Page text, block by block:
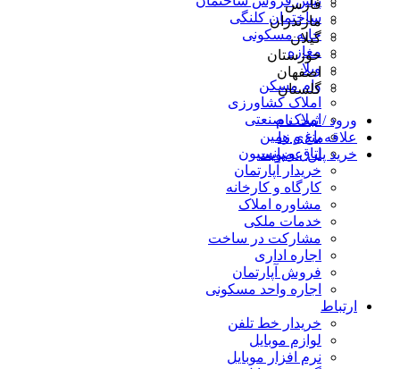
ساختمان کلنگی
خانه مسکونی
مغازه
ویلا
وام مسکن
املاک کشاورزی
املاک صنعتی
باغ و زمین
اتاق و پانسیون
خریدار آپارتمان
کارگاه و کارخانه
مشاوره املاک
خدمات ملکی
مشارکت در ساخت
اجاره اداری
فروش آپارتمان
اجاره واحد مسکونی
ارتباط
خریدار خط تلفن
لوازم موبایل
نرم افزار موبایل
فارس
مازندران
گیلان
خوزستان
اصفهان
گلستان
ورود / ثبت نام
علاقه‌مندی ها
خرید پلن عضویت